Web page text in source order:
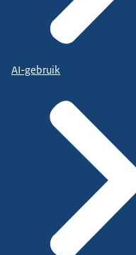
AI-gebruik